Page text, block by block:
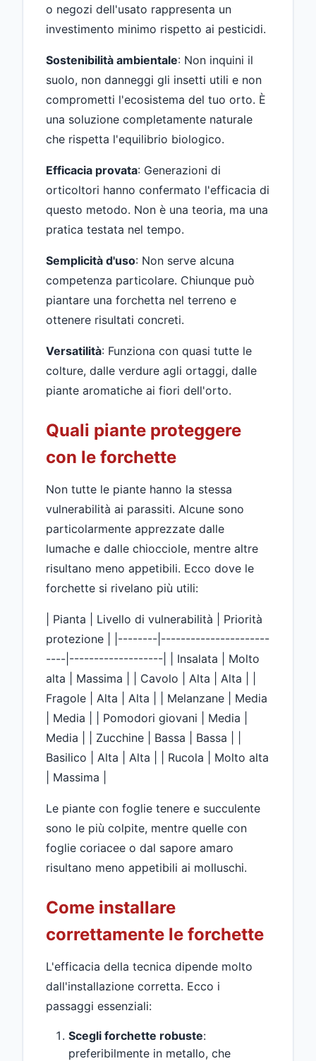
o negozi dell'usato rappresenta un
investimento minimo rispetto ai pesticidi.
Sostenibilità ambientale: Non inquini il
suolo, non danneggi gli insetti utili e non
comprometti l'ecosistema del tuo orto. È
una soluzione completamente naturale
che rispetta l'equilibrio biologico.
Efficacia provata: Generazioni di
orticoltori hanno confermato l'efficacia di
questo metodo. Non è una teoria, ma una
pratica testata nel tempo.
Semplicità d'uso: Non serve alcuna
competenza particolare. Chiunque può
piantare una forchetta nel terreno e
ottenere risultati concreti.
Versatilità: Funziona con quasi tutte le
colture, dalle verdure agli ortaggi, dalle
piante aromatiche ai fiori dell'orto.
Quali piante proteggere
con le forchette
Non tutte le piante hanno la stessa
vulnerabilità ai parassiti. Alcune sono
particolarmente apprezzate dalle
lumache e dalle chiocciole, mentre altre
risultano meno appetibili. Ecco dove le
forchette si rivelano più utili:
| Pianta | Livello di vulnerabilità | Priorità
protezione | |--------|----------------------
----|-------------------| | Insalata | Molto
alta | Massima | | Cavolo | Alta | Alta | |
Fragole | Alta | Alta | | Melanzane | Media
| Media | | Pomodori giovani | Media |
Media | | Zucchine | Bassa | Bassa | |
Basilico | Alta | Alta | | Rucola | Molto alta
| Massima |
Le piante con foglie tenere e succulente
sono le più colpite, mentre quelle con
foglie coriacee o dal sapore amaro
risultano meno appetibili ai molluschi.
Come installare
correttamente le forchette
L'efficacia della tecnica dipende molto
dall'installazione corretta. Ecco i
passaggi essenziali:
Scegli forchette robuste:
preferibilmente in metallo, che